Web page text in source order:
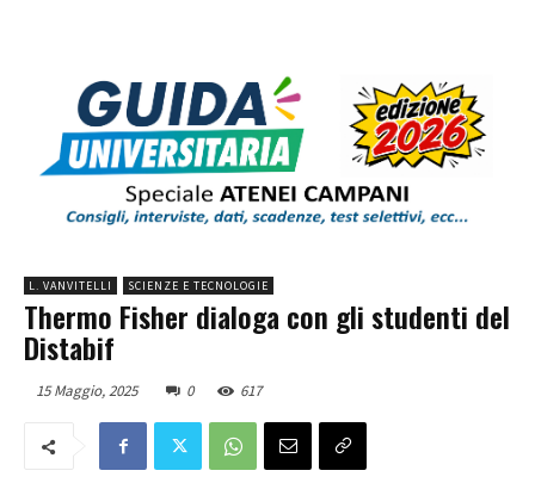
L. VANVITELLI SCIENZE E TECNOLOGIE
Thermo Fisher dialoga con gli studenti del
Distabif
15 Maggio, 2025 0 617